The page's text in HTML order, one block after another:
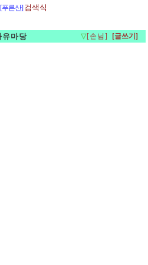
[푸른산] 검색식
유마당 ▽[손님]